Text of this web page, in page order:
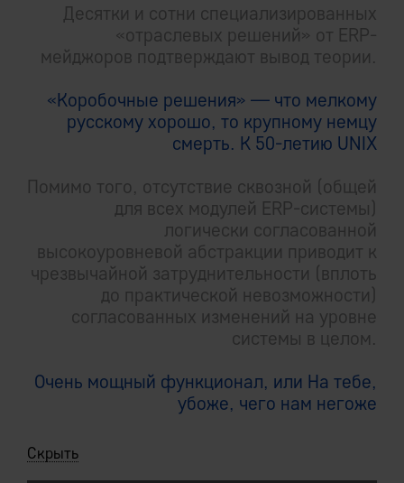
Десятки и сотни специализированных
«отраслевых решений» от ERP-
мейджоров подтверждают вывод теории.
«Коробочные решения» — что мелкому
русскому хорошо, то крупному немцу
смерть. К 50-летию UNIX
Помимо того, отсутствие сквозной (общей
для всех модулей ERP-системы)
логически согласованной
высокоуровневой абстракции приводит к
чрезвычайной затруднительности (вплоть
до практической невозможности)
согласованных изменений на уровне
системы в целом.
Очень мощный функционал, или На тебе,
убоже, чего нам негоже
Скрыть